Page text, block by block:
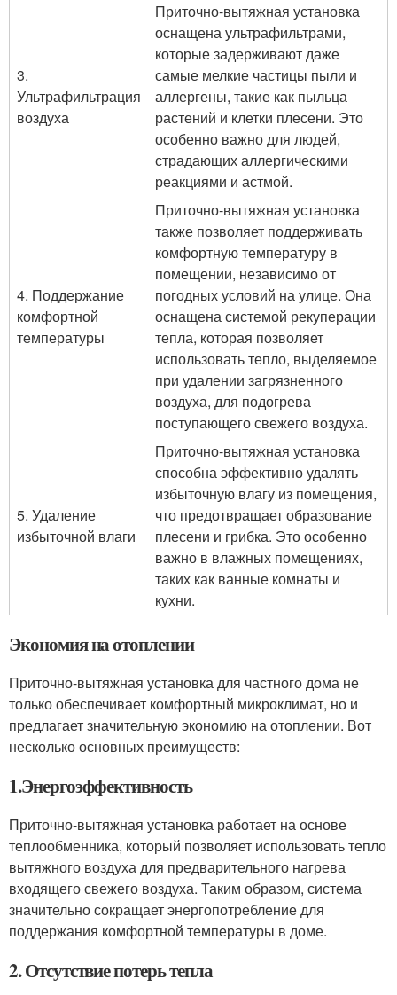
3.
Ультрафильтрация
воздуха
Приточно-вытяжная установка
оснащена ультрафильтрами,
которые задерживают даже
самые мелкие частицы пыли и
аллергены, такие как пыльца
растений и клетки плесени. Это
особенно важно для людей,
страдающих аллергическими
реакциями и астмой.
4. Поддержание
комфортной
температуры
Приточно-вытяжная установка
также позволяет поддерживать
комфортную температуру в
помещении, независимо от
погодных условий на улице. Она
оснащена системой рекуперации
тепла, которая позволяет
использовать тепло, выделяемое
при удалении загрязненного
воздуха, для подогрева
поступающего свежего воздуха.
5. Удаление
избыточной влаги
Приточно-вытяжная установка
способна эффективно удалять
избыточную влагу из помещения,
что предотвращает образование
плесени и грибка. Это особенно
важно в влажных помещениях,
таких как ванные комнаты и
кухни.
Экономия на отоплении
Приточно-вытяжная установка для частного дома не
только обеспечивает комфортный микроклимат, но и
предлагает значительную экономию на отоплении. Вот
несколько основных преимуществ:
1.Энергоэффективность
Приточно-вытяжная установка работает на основе
теплообменника, который позволяет использовать тепло
вытяжного воздуха для предварительного нагрева
входящего свежего воздуха. Таким образом, система
значительно сокращает энергопотребление для
поддержания комфортной температуры в доме.
2. Отсутствие потерь тепла